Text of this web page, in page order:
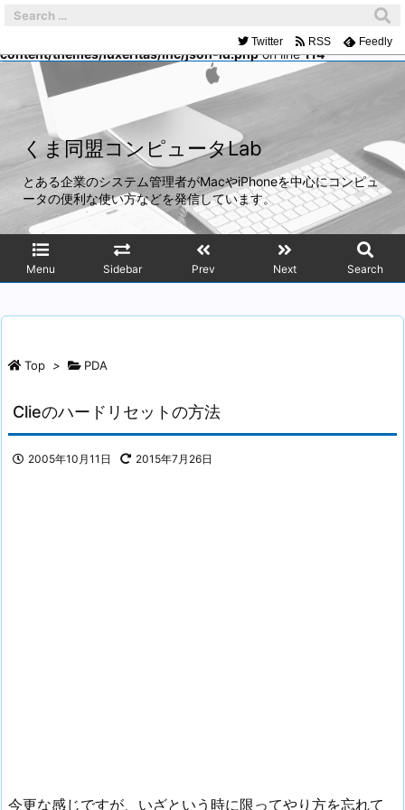
Warning: Trying to access array offset on false in
/home/mach/kumadoumei.net/public_html/wp-
content/themes/luxeritas/inc/json-ld.phpon line114
くま同盟コンピュータLab
とある企業のシステム管理者がMacやiPhoneを中心にコンピュ
ータの便利な使い方などを発信しています。
Menu Sidebar Prev Next Search
Twitter RSS Feedly
Top > PDA
Clieのハードリセットの方法
2005年10月11日 2015年7月26日
今更な感じですが、いざという時に限ってやり方を忘れて